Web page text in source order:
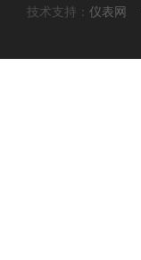
技术支持： 仪表网